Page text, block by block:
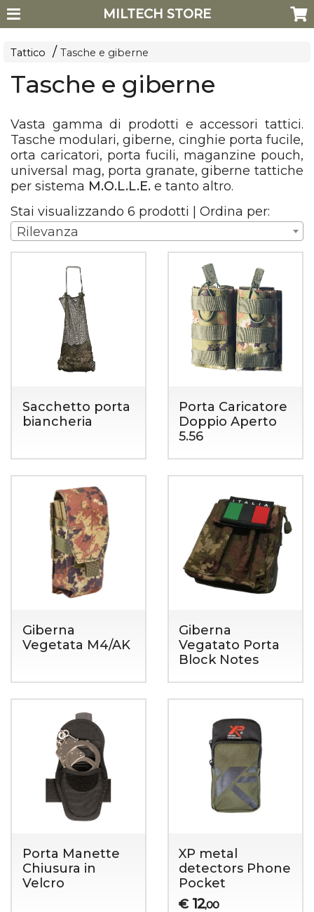
MILTECH STORE
Tattico Tasche e giberne
Tasche e giberne
Vasta gamma di prodotti e accessori tattici.
Tasche modulari, giberne, cinghie porta fucile,
orta caricatori, porta fucili, maganzine pouch,
universal mag, porta granate, giberne tattiche
per sistema M.O.L.L.E. e tanto altro.
Stai visualizzando 6 prodotti | Ordina per:
Rilevanza
Sacchetto porta
biancheria
Porta Caricatore
Doppio Aperto
5.56
Giberna
Vegetata M4/AK
Giberna
Vegatato Porta
Block Notes
Porta Manette
Chiusura in
Velcro
XP metal
detectors Phone
Pocket
€ 12,00